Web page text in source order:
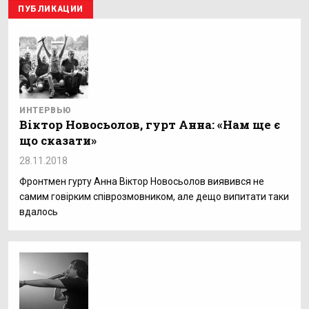
ПУБЛИКАЦИИ
ИНТЕРВЬЮ
Віктор Новосьолов, гурт Анна: «Нам ще є
що сказати»
28.11.2018
Фронтмен гурту Анна Віктор Новосьолов виявився не
самим говірким співрозмовником, але дещо випитати таки
вдалось